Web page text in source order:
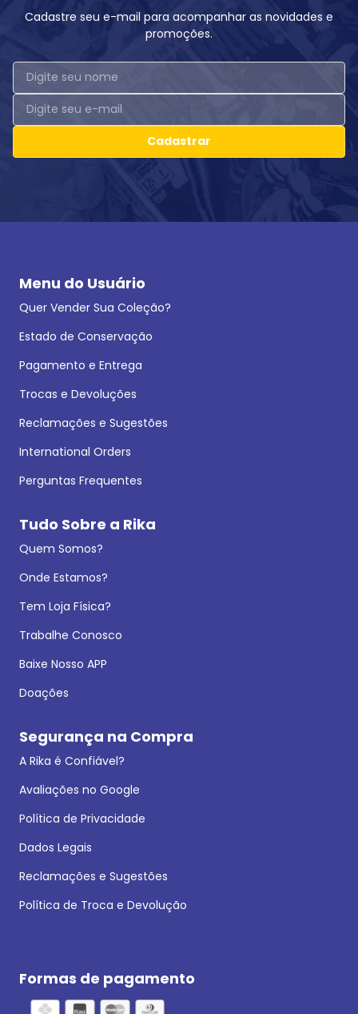
Cadastre seu e-mail para acompanhar as novidades e
promoções.
Cadastrar
Menu do Usuário
Quer Vender Sua Coleção?
Estado de Conservação
Pagamento e Entrega
Trocas e Devoluções
Reclamações e Sugestões
International Orders
Perguntas Frequentes
Tudo Sobre a Rika
Quem Somos?
Onde Estamos?
Tem Loja Física?
Trabalhe Conosco
Baixe Nosso APP
Doações
Segurança na Compra
A Rika é Confiável?
Avaliações no Google
Política de Privacidade
Dados Legais
Reclamações e Sugestões
Política de Troca e Devolução
Formas de pagamento